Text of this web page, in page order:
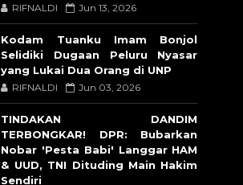
RIFNALDI Jun 13, 2026
Kodam Tuanku Imam Bonjol
Selidiki Dugaan Peluru Nyasar
yang Lukai Dua Orang di UNP
RIFNALDI Jun 03, 2026
TINDAKAN DANDIM
TERBONGKAR! DPR: Bubarkan
Nobar 'Pesta Babi' Langgar HAM
& UUD, TNI Dituding Main Hakim
Sendiri